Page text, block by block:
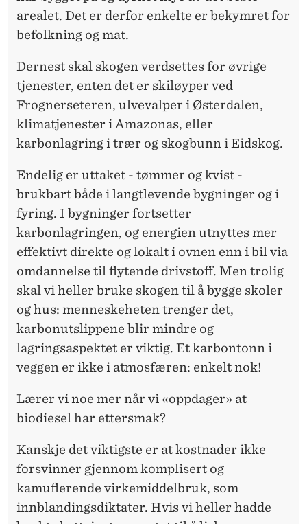
arealet. Det er derfor enkelte er bekymret for
befolkning og mat.
Dernest skal skogen verdsettes for øvrige
tjenester, enten det er skiløyper ved
Frognerseteren, ulvevalper i Østerdalen,
klimatjenester i Amazonas, eller
karbonlagring i trær og skogbunn i Eidskog.
Endelig er uttaket - tømmer og kvist -
brukbart både i langtlevende bygninger og i
fyring. I bygninger fortsetter
karbonlagringen, og energien utnyttes mer
effektivt direkte og lokalt i ovnen enn i bil via
omdannelse til flytende drivstoff. Men trolig
skal vi heller bruke skogen til å bygge skoler
og hus: menneskeheten trenger det,
karbonutslippene blir mindre og
lagringsaspektet er viktig. Et karbontonn i
veggen er ikke i atmosfæren: enkelt nok!
Lærer vi noe mer når vi «oppdager» at
biodiesel har ettersmak?
Kanskje det viktigste er at kostnader ikke
forsvinner gjennom komplisert og
kamuflerende virkemiddelbruk, som
innblandingsdiktater. Hvis vi heller hadde